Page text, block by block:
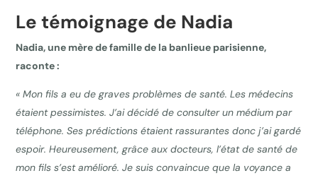
Le témoignage de Nadia
Nadia, une mère de famille de la banlieue parisienne,
raconte :
« Mon fils a eu de graves problèmes de santé. Les médecins
étaient pessimistes. J’ai décidé de consulter un médium par
téléphone. Ses prédictions étaient rassurantes donc j’ai gardé
espoir. Heureusement, grâce aux docteurs, l’état de santé de
mon fils s’est amélioré. Je suis convaincue que la voyance a